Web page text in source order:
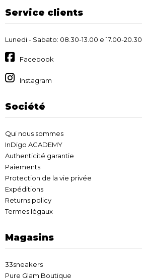
Service clients
Lunedi - Sabato: 08.30-13.00 e 17.00-20.30
Facebook
Instagram
Société
Qui nous sommes
InDigo ACADEMY
Authenticité garantie
Paiements
Protection de la vie privée
Expéditions
Returns policy
Termes légaux
Magasins
33sneakers
Pure Glam Boutique